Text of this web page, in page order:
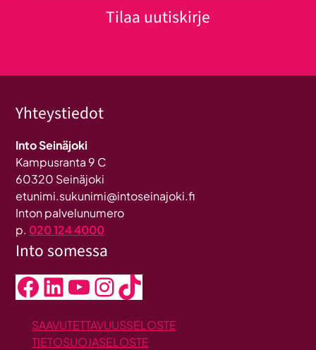
Tilaa uutiskirje
Yhteystiedot
Into Seinäjoki
Kampusranta 9 C
60320 Seinäjoki
etunimi.sukunimi@intoseinajoki.fi
Inton palvelunumero
p. 020 124 4000
Into somessa
Facebook LinkedIn YouTube InstagramTikTok
SAAVUTETTAVUUSSELOSTE
TIETOSUOJASELOSTE